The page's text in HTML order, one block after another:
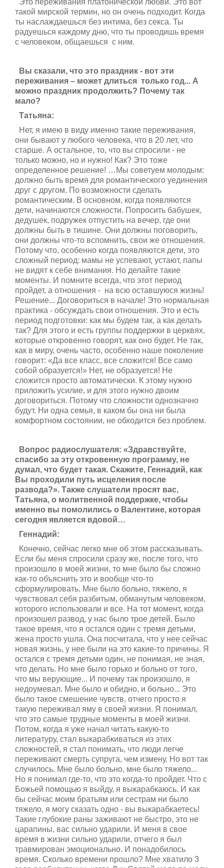
Это переживания платонической любви. Это вот
такой мирской термин, но он очень подходит. Когда
ты наслаждаешься без интима, без секса. Ты
радуешься каждому дню, что ты проводишь время
с человеком, общаешься с ним.
Вы сказали, что это праздник - вот эти
переживания – может длиться только год... А
можно праздник продолжить? Почему так
мало?
Татьяна:
Нет, я имею в виду именно такие переживания,
они бывают у любого человека, что в 20 лет, что
старше. А остальное, то, что вы спросили - не
только можно, но и нужно! Как? Это тоже
определенное решение! …Мы советуем молодым:
должно быть время для романтического уединения
друг с другом. По возможности сделать
романтическим. В основном, когда появляются
дети, начинаются сложности. Попросить бабушек,
дедушек, подружек отпустить на вечер, где они
должны быть в тишине. Они должны поговорить,
они должны что-то вспомнить, свои же отношения.
Потому что, особенно когда появляются дети, это
сложный период: мамы не успевают, устают, папы
не видят к себе внимания. Но делайте такие
моменты. И помните всегда, что этот период
пройдет, а отношения - на всю оставшуюся жизнь!
Решение... Договориться в начале! Это нормальная
практика - обсуждать свои отношения. Это и есть
период подготовки: как мы будем так, а как делать
так? Для этого и есть группы поддержки в церквях,
которые откровенно говорят, как оно будет. Не так,
как в миру, очень часто, особенно наше поколение
говорит: «Да все класс, все сложится! Все само
собой образуется!» Нет, не образуется! Не
сложится просто автоматически. К этому нужно
приложить усилие, и для этого нужно двоим
договориться. Потому что сложности однозначно
будут. Ни одна семья, в каком бы она ни была
комфортном состоянии, не обходится без проблем.
Вопрос радиослушателя: «Здравствуйте,
спасибо за эту откровенную программу, не
думал, что будет такая. Скажите, Геннадий, как
Вы проходили путь исцеления после
развода?». Также слушатели просят вас,
Татьяна, о молитвенной поддержке, чтобы
именно вы помолились о Валентине, которая
сегодня является вдовой…
Геннадий:
Конечно, сейчас легко мне об этом рассказывать.
Если бы меня спросили сразу же, после того, что
произошло в моей жизни, то мне было бы сложно
как-то объяснить это и вообще что-то
сформулировать. Мне было больно, тяжело, я
чувствовал себя разбитым, обманутым человеком,
которого использовали и все. На тот момент, когда
произошел развод, у нас было трое детей. Было
такое время, что я остался один с тремя детьми,
жена просто ушла. Она посчитала, что у нее сейчас
новая жизнь, у нее были на это какие-то причины. Я
остался с тремя детьми один, не понимая, не зная,
что делать. Но мне было горько и больно от того,
что мы верующие... И почему так произошло, я
недоумевал. Мне было и обидно, и больно... Это
было такое смешение чувств, отчего просто я
такую переживал яму в своей жизни. Я понимал,
что это самые трудные моменты в моей жизни.
Потом, когда я уже начал читать какую-то
литературу, стал выкарабкиваться из этих
сложностей, я стал понимать, что люди легче
переживают смерть супруга, чем измену. Но вот так
случилось. Мне было больно, мне было тяжело...
Но я понимал где-то, что это когда-то пройдет. Что с
Божьей помощью я выйду, я выкарабкаюсь. И как
бы сейчас моим братьям или сестрам ни было
тяжело, я могу сказать одно - вы выкарабкаетесь!
Такие глубокие раны заживают не быстро, это не
царапины, вас сильно ударили. И меня в свое
время в жизни сильно ударили, отчего я был
травмирован эмоционально. И понадобилось
время. Сколько времени прошло? Мне хватило 3